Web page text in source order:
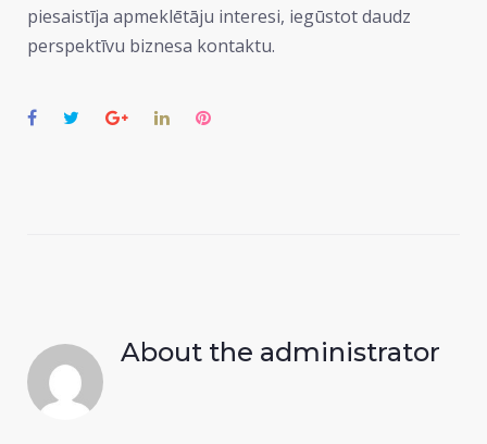
piesaistīja apmeklētāju interesi, iegūstot daudz
perspektīvu biznesa kontaktu.
Facebook
TwitterGoogle+LinkedInPinterest
About the administrator